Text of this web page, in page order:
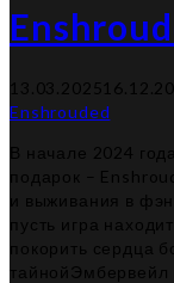
13.03.2025
Enshrouded
В начале 2024
подарок –
и выживания в
пусть игра
покорить сердца
тайнойЭмбервейл